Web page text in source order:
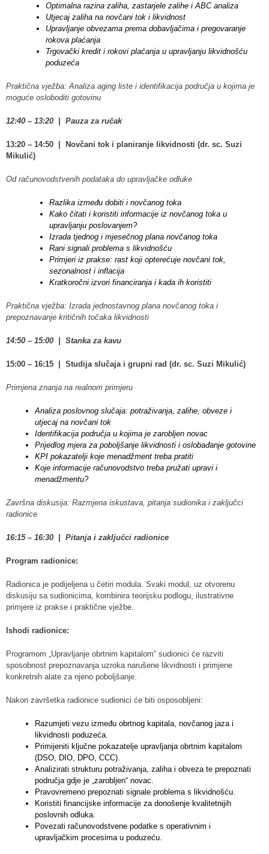
Optimalna razina zaliha, zastarjele zalihe i ABC analiza
Utjecaj zaliha na novčani tok i likvidnost
Upravljanje obvezama prema dobavljačima i pregovaranje
rokova plaćanja
Trgovački kredit i rokovi plaćanja u upravljanju likvidnošću
poduzeća
Praktična vježba: Analiza aging liste i identifikacija područja u kojima je
moguće osloboditi gotovinu
12:40 – 13:20 | Pauza za ručak
13:20 – 14:50 | Novčani tok i planiranje likvidnosti (dr. sc. Suzi
Mikulić)
Od računovodstvenih podataka do upravljačke odluke
Razlika između dobiti i novčanog toka
Kako čitati i koristiti informacije iz novčanog toka u
upravljanju poslovanjem?
Izrada tjednog i mjesečnog plana novčanog toka
Rani signali problema s likvidnošću
Primjeri iz prakse: rast koji opterećuje novčani tok,
sezonalnost i inflacija
Kratkoročni izvori financiranja i kada ih koristiti
Praktična vježba: Izrada jednostavnog plana novčanog toka i
prepoznavanje kritičnih točaka likvidnosti
14:50 – 15:00 | Stanka za kavu
15:00 – 16:15 | Studija slučaja i grupni rad (dr. sc. Suzi Mikulić)
Primjena znanja na realnom primjeru
Analiza poslovnog slučaja: potraživanja, zalihe, obveze i
utjecaj na novčani tok
Identifikacija područja u kojima je zarobljen novac
Prijedlog mjera za poboljšanje likvidnosti i oslobađanje gotovine
KPI pokazatelji koje menadžment treba pratiti
Koje informacije računovodstvo treba pružati upravi i
menadžmentu?
Završna diskusija: Razmjena iskustava, pitanja sudionika i zaključci
radionice
16:15 – 16:30 | Pitanja i zaključci radionice
Program radionice:
Radionica je podijeljena u četiri modula. Svaki modul, uz otvorenu
diskusiju sa sudionicima, kombinira teorijsku podlogu, ilustrativne
primjere iz prakse i praktične vježbe.
Ishodi radionice:
Programom „Upravljanje obrtnim kapitalom“ sudionici će razviti
sposobnost prepoznavanja uzroka narušene likvidnosti i primjene
konkretnih alate za njeno poboljšanje.
Nakon završetka radionice sudionici će biti osposobljeni:
Razumjeti vezu između obrtnog kapitala, novčanog jaza i
likvidnosti poduzeća.
Primijeniti ključne pokazatelje upravljanja obrtnim kapitalom
(DSO, DIO, DPO, CCC).
Analizirati strukturu potraživanja, zaliha i obveza te prepoznati
područja gdje je „zarobljen“ novac.
Pravovremeno prepoznati signale problema s likvidnošću.
Koristiti financijske informacije za donošenje kvalitetnijih
poslovnih odluka.
Povezati računovodstvene podatke s operativnim i
upravljačkim procesima u poduzeću.